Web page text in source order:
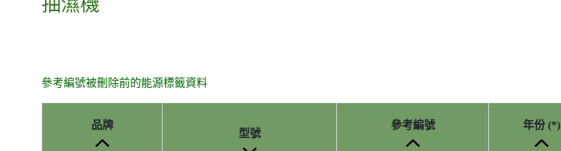
抽濕機
參考編號被刪除前的能源標籤資料
品牌
型號
參考編號 年份 (*)